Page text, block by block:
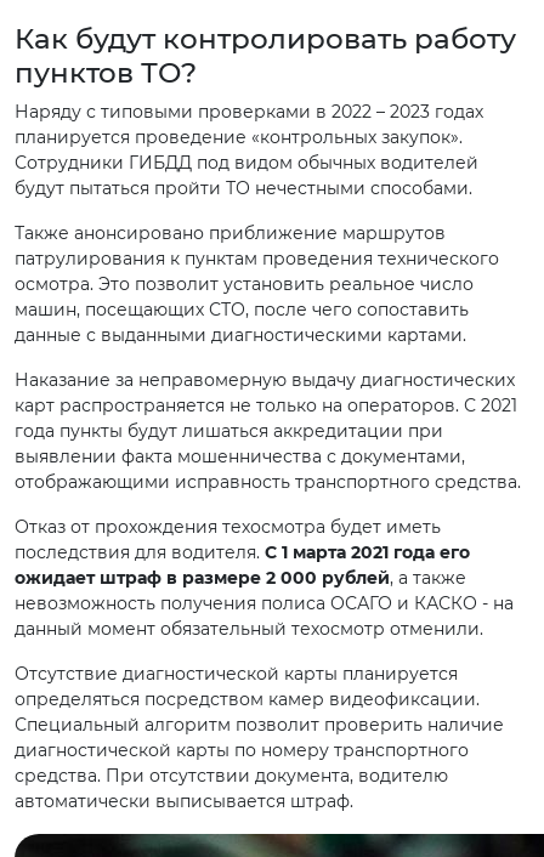
Как будут контролировать работу
пунктов ТО?
Наряду с типовыми проверками в 2022 – 2023 годах
планируется проведение «контрольных закупок».
Сотрудники ГИБДД под видом обычных водителей
будут пытаться пройти ТО нечестными способами.
Также анонсировано приближение маршрутов
патрулирования к пунктам проведения технического
осмотра. Это позволит установить реальное число
машин, посещающих СТО, после чего сопоставить
данные с выданными диагностическими картами.
Наказание за неправомерную выдачу диагностических
карт распространяется не только на операторов. С 2021
года пункты будут лишаться аккредитации при
выявлении факта мошенничества с документами,
отображающими исправность транспортного средства.
Отказ от прохождения техосмотра будет иметь
последствия для водителя. С 1 марта 2021 года его
ожидает штраф в размере 2 000 рублей, а также
невозможность получения полиса ОСАГО и КАСКО - на
данный момент обязательный техосмотр отменили.
Отсутствие диагностической карты планируется
определяться посредством камер видеофиксации.
Специальный алгоритм позволит проверить наличие
диагностической карты по номеру транспортного
средства. При отсутствии документа, водителю
автоматически выписывается штраф.